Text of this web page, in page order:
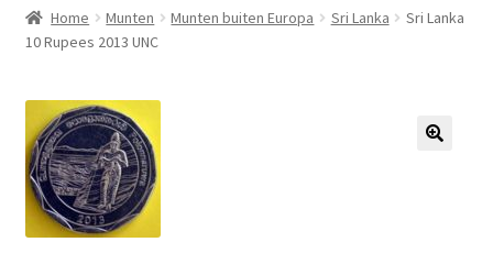
Beurzen
Winkel
Winkelmand
Afrekenen
Home Munten Munten buiten Europa Sri Lanka
Sri Lanka
10 Rupees 2013 UNC